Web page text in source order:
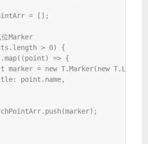
= [];
位Marker
> 0) {
=> {
marker = new T.Marker(new
point.name,